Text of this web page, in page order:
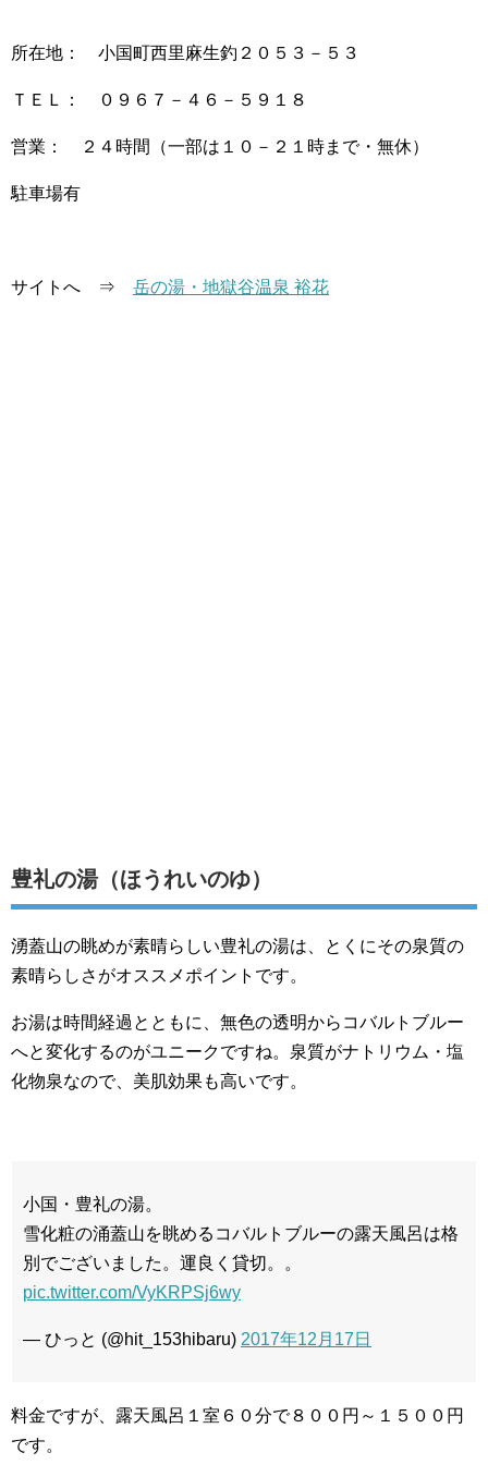
所在地： 小国町西里麻生釣２０５３－５３
ＴＥＬ： ０９６７－４６－５９１８
営業： ２４時間（一部は１０－２１時まで・無休）
駐車場有
サイトへ ⇒ 岳の湯・地獄谷温泉 裕花
豊礼の湯（ほうれいのゆ）
湧蓋山の眺めが素晴らしい豊礼の湯は、とくにその泉質の
素晴らしさがオススメポイントです。
お湯は時間経過とともに、無色の透明からコバルトブルー
へと変化するのがユニークですね。泉質がナトリウム・塩
化物泉なので、美肌効果も高いです。
小国・豊礼の湯。
雪化粧の涌蓋山を眺めるコバルトブルーの露天風呂は格
別でございました。運良く貸切。。
pic.twitter.com/VyKRPSj6wy
— ひっと (@hit_153hibaru) 2017年12月17日
料金ですが、露天風呂１室６０分で８００円～１５００円
です。